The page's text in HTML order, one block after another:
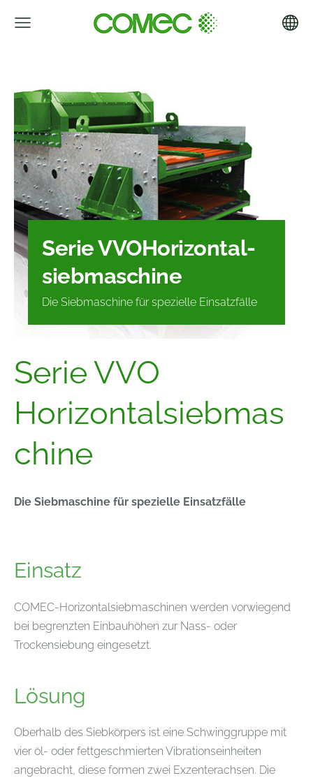
Serie VVOHorizontal-
siebmaschine
Die Siebmaschine für spezielle Einsatzfälle
Serie VVO
Horizontalsiebmas
chine
Die Siebmaschine für spezielle Einsatzfälle
Einsatz
COMEC-Horizontalsiebmaschinen werden vorwiegend
bei begrenzten Einbauhöhen zur Nass- oder
Trockensiebung eingesetzt.
Lösung
Oberhalb des Siebkörpers ist eine Schwinggruppe mit
vier öl- oder fettgeschmierten Vibrationseinheiten
angebracht, diese formen zwei Exzenterachsen. Die